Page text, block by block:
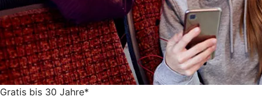
Gratis bis 30 Jahre*